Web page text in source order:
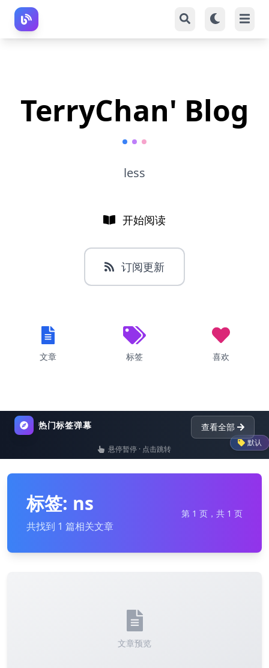
TerryChan' Blog
less
开始阅读
订阅更新
文章 标签 喜欢
热门标签弹幕 查看全部
默认
list nginx dictionary
悬停暂停 · 点击跳转
标签: ns
共找到 1 篇相关文章
第 1 页，共 1 页
文章预览